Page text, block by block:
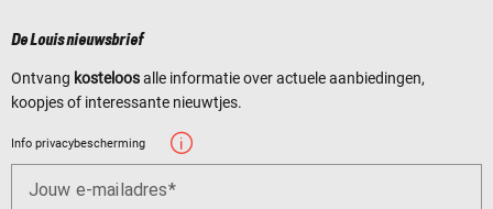
De Louis nieuwsbrief
Ontvang kosteloosalle informatie over actuele aanbiedingen,
koopjes of interessante nieuwtjes.
Info privacybescherming
Jouw e-mailadres